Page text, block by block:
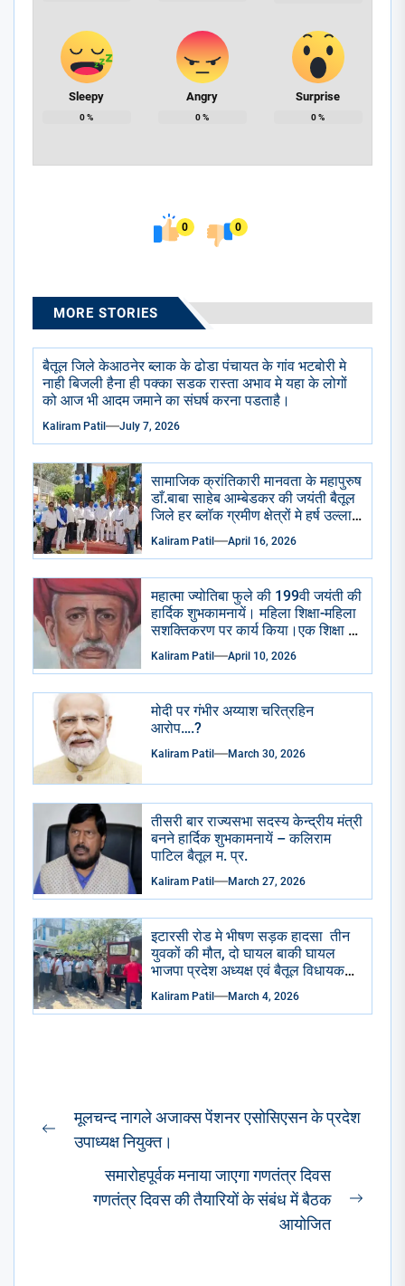
Sleepy
0%
Angry
0%
Surprise
0%
0 0
MORE STORIES
बैतूल जिले केआठनेर ब्लाक के ढोडा पंचायत के गांव भटबोरी मे
नाही बिजली हैना ही पक्का सडक रास्ता अभाव मे यहा के लोगों
को आज भी आदम जमाने का संघर्ष करना पडताहै।
Kaliram Patil July 7, 2026
सामाजिक क्रांतिकारी मानवता के महापुरुष
डाँ.बाबा साहेब आम्बेडकर की जयंती बैतूल
जिले हर ब्लॉक ग्रमीण क्षेत्रों मे हर्ष उल्लास
से मनाई गई सभी सामाजिक राजनैतिक
प्रमुख संगठन भाजपा आप कांग्रेसीयो ने
अभिवादन किया . केक काटा गया ढोल
ढमाके साथ रैली निकाली गई।
Kaliram Patil April 16, 2026
महात्मा ज्योतिबा फुले की 199वी जयंती की
हार्दिक शुभकामनायें। महिला शिक्षा-महिला
सशक्तिकरण पर कार्य किया।एक शिक्षा के
अभाव मे शुद्रो का पतन हुआ है।
Kaliram Patil April 10, 2026
मोदी पर गंभीर अय्याश चरित्रहिन
आरोप….?
Kaliram Patil March 30, 2026
तीसरी बार राज्यसभा सदस्य केन्द्रीय मंत्री
बनने हार्दिक शुभकामनायें – कलिराम
पाटिल बैतूल म. प्र.
Kaliram Patil March 27, 2026
इटारसी रोड मे भीषण सड़क हादसा तीन
युवकों की मौत, दो घायल बाकी घायल
भाजपा प्रदेश अध्यक्ष एवं बैतूल विधायक
हेमंत खंडेलवाल ने जिला अस्पताल
पहुंचकर जताया शोक घायलों के समुचित
Kaliram Patil March 4, 2026
Post
navigation
Previous
मूलचन्द नागले अजाक्स पेंशनर एसोसिएसन के प्रदेश
उपाध्यक्ष नियुक्त।
समारोहपूर्वक मनाया जाएगा गणतंत्र दिवस
गणतंत्र दिवस की तैयारियों के संबंध में बैठक
आयोजित